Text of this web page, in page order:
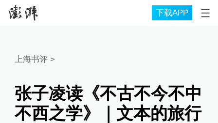
下载APP
上海书评>
张子凌读《不古不今不中
不西之学》｜文本的旅行